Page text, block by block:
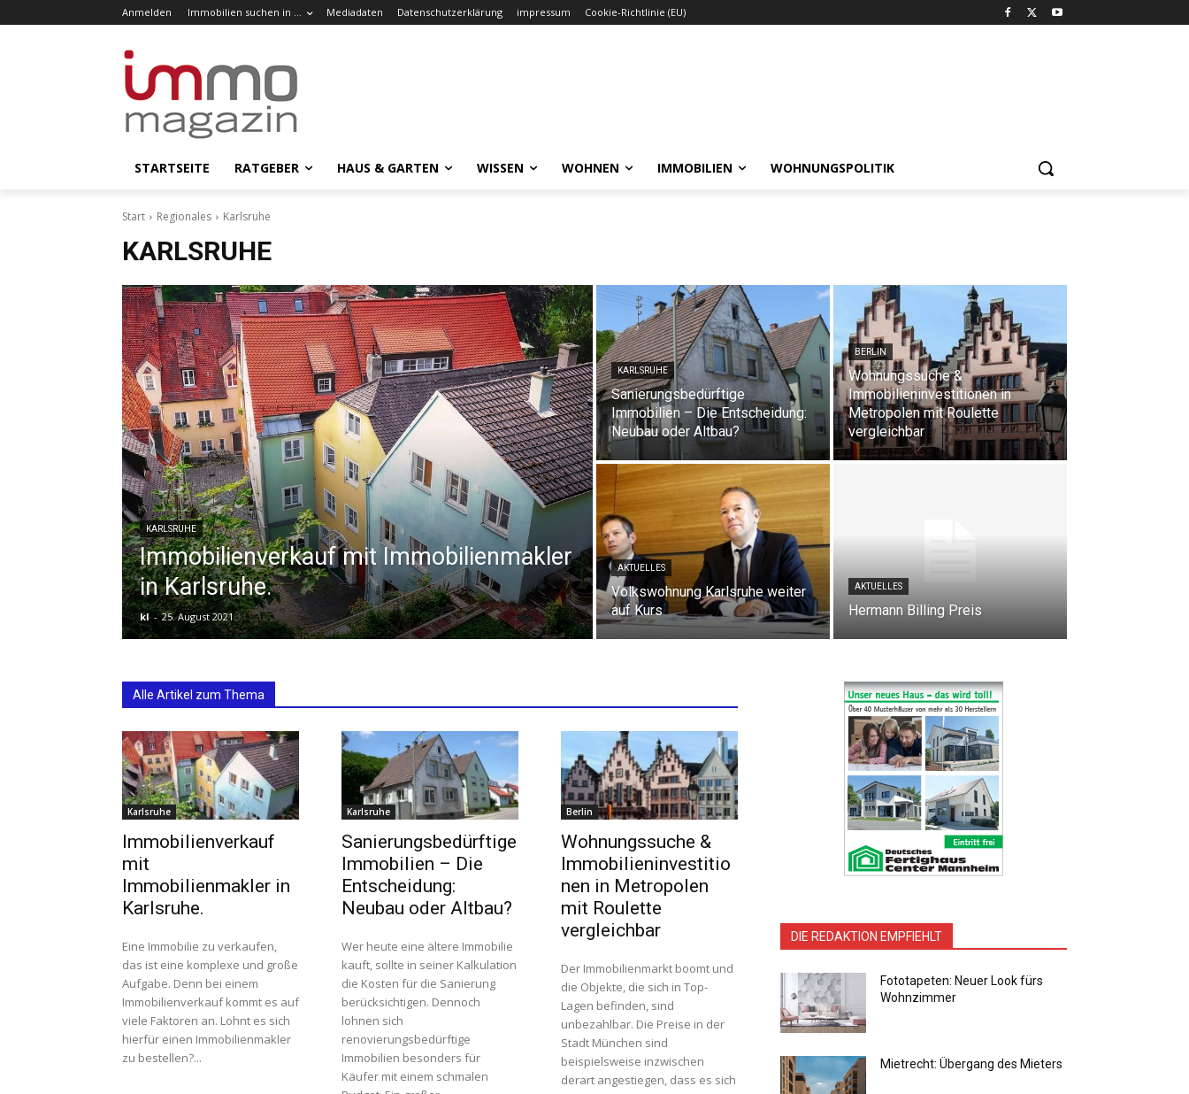
Anmelden Immobilien suchen in … Mediadaten Datenschutzerklärung impressum Cookie-Richtlinie (EU)
STARTSEITE RATGEBER HAUS & GARTEN WISSEN WOHNEN IMMOBILIEN WOHNUNGSPOLITIK
Start Regionales Karlsruhe
KARLSRUHE
KARLSRUHE
Immobilienverkauf mit Immobilienmakler
in Karlsruhe.
kl - 25. August 2021
KARLSRUHE
Sanierungsbedürftige
Immobilien – Die Entscheidung:
Neubau oder Altbau?
BERLIN
Wohnungssuche &
Immobilieninvestitionen in
Metropolen mit Roulette
vergleichbar
AKTUELLES
Volkswohnung Karlsruhe weiter
auf Kurs
AKTUELLES
Hermann Billing Preis
Alle Artikel zum Thema
Karlsruhe
Immobilienverkauf
mit
Immobilienmakler in
Karlsruhe.
Eine Immobilie zu verkaufen,
das ist eine komplexe und große
Aufgabe. Denn bei einem
Immobilienverkauf kommt es auf
viele Faktoren an. Lohnt es sich
hierfür einen Immobilienmakler
zu bestellen?...
Karlsruhe
Sanierungsbedürftige
Immobilien – Die
Entscheidung:
Neubau oder Altbau?
Wer heute eine ältere Immobilie
kauft, sollte in seiner Kalkulation
die Kosten für die Sanierung
berücksichtigen. Dennoch
lohnen sich
renovierungsbedürftige
Immobilien besonders für
Käufer mit einem schmalen
Berlin
Wohnungssuche &
Immobilieninvestitio
nen in Metropolen
mit Roulette
vergleichbar
Der Immobilienmarkt boomt und
die Objekte, die sich in Top-
Lagen befinden, sind
unbezahlbar. Die Preise in der
Stadt München sind
beispielsweise inzwischen
derart angestiegen, dass es sich
DIE REDAKTION EMPFIEHLT
Fototapeten: Neuer Look fürs
Wohnzimmer
Mietrecht: Übergang des Mieters